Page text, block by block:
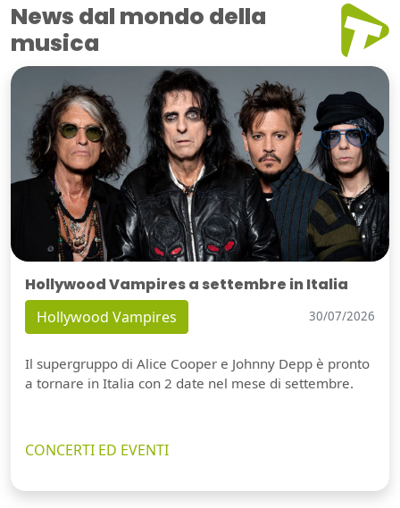
News dal mondo della
musica
Hollywood Vampires a settembre in Italia
Hollywood Vampires 30/07/2026
Il supergruppo di Alice Cooper e Johnny Depp è pronto
a tornare in Italia con 2 date nel mese di settembre.
CONCERTI ED EVENTI